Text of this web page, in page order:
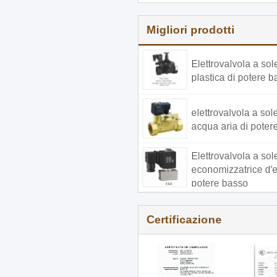
Migliori prodotti
Elettrovalvola a
plastica di potere
elettrovalvola a
acqua aria di
Elettrovalvola a
economizzatrice
potere basso
Certificazione